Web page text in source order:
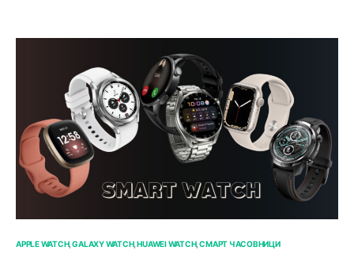
APPLE WATCH GALAXY WATCH HUAWEI WATCH СМАРТ ЧАСОВНИЦИ